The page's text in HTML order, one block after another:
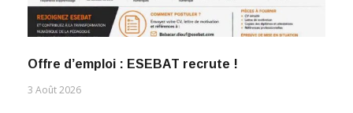
Offre d’emploi : ESEBAT recrute !
3 Août 2026